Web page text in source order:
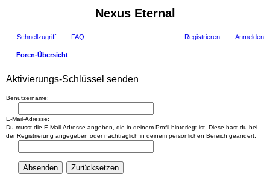
Nexus Eternal
Schnellzugriff FAQ Anmelden
Registrieren
Foren-Übersicht
Aktivierungs-Schlüssel senden
Benutzername:
E-Mail-Adresse:
Du musst die E-Mail-Adresse angeben, die in deinem Profil hinterlegt ist. Diese hast du bei
der Registrierung angegeben oder nachträglich in deinem persönlichen Bereich geändert.